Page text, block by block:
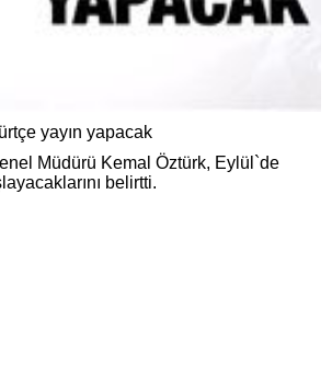
yayın yapacak
Müdürü Kemal Öztürk, Eylül`de
belirtti.